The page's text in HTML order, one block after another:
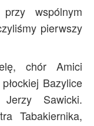
wspólnym
pierwszy
chór Amici
Bazylice
Jerzy Sawicki.
Tabakiernika,